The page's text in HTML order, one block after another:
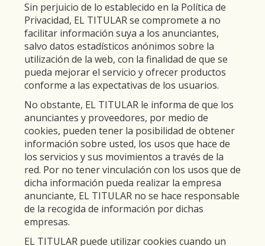
Sin perjuicio de lo establecido en la Política de
Privacidad, EL TITULAR se compromete a no
facilitar información suya a los anunciantes,
salvo datos estadísticos anónimos sobre la
utilización de la web, con la finalidad de que se
pueda mejorar el servicio y ofrecer productos
conforme a las expectativas de los usuarios.
No obstante, EL TITULAR le informa de que los
anunciantes y proveedores, por medio de
cookies, pueden tener la posibilidad de obtener
información sobre usted, los usos que hace de
los servicios y sus movimientos a través de la
red. Por no tener vinculación con los usos que de
dicha información pueda realizar la empresa
anunciante, EL TITULAR no se hace responsable
de la recogida de información por dichas
empresas.
EL TITULAR puede utilizar cookies cuando un